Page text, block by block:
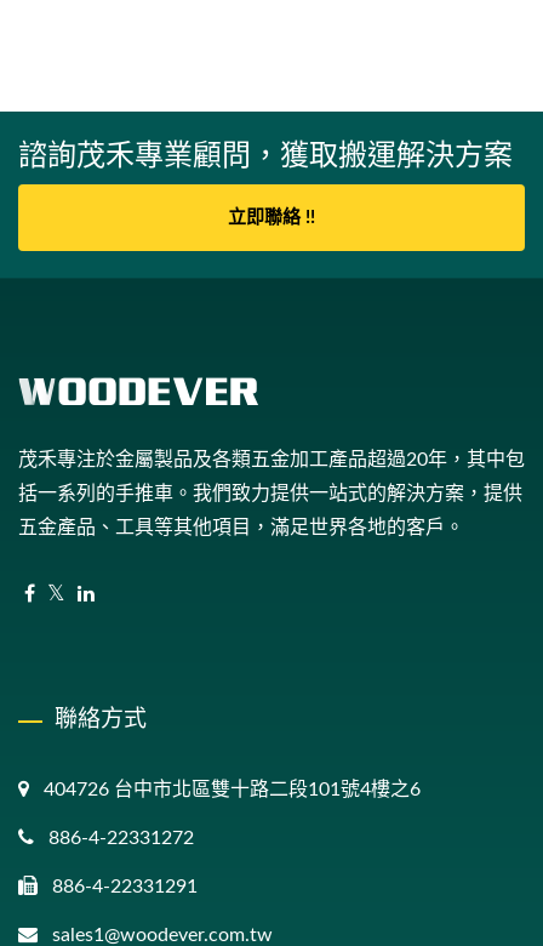
諮詢茂禾專業顧問，獲取搬運解決方案
立即聯絡 !!
茂禾專注於金屬製品及各類五金加工產品超過20年，其中包
括一系列的手推車。我們致力提供一站式的解決方案，提供
五金產品、工具等其他項目，滿足世界各地的客戶。
聯絡方式
404726 台中市北區雙十路二段101號4樓之6
886-4-22331272
886-4-22331291
sales1@woodever.com.tw